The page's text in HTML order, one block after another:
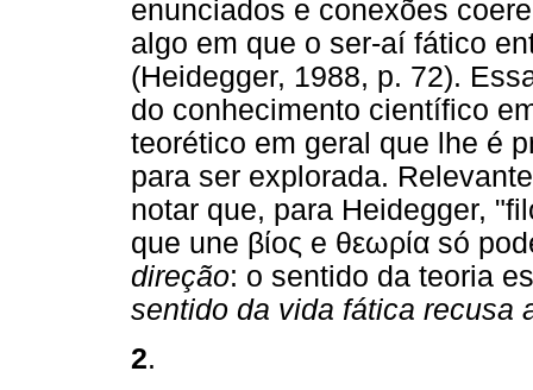
enunciados e conexões
algo em que o ser-aí fático
(Heidegger, 1988, p. 72).
do conhecimento científico
teorético em geral que lhe é
para ser explorada.
notar que, para Heidegger,
que une βίος e θεωρία só
direção: o sentido da teoria
sentido da vida fática recusa
2.